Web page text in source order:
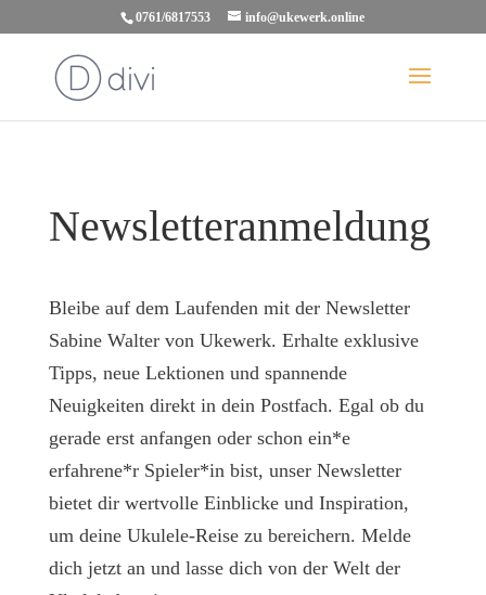
0761/6817553 info@ukewerk.online
Newsletteranmeldung
Bleibe auf dem Laufenden mit der Newsletter
Sabine Walter von Ukewerk. Erhalte exklusive
Tipps, neue Lektionen und spannende
Neuigkeiten direkt in dein Postfach. Egal ob du
gerade erst anfangen oder schon ein*e
erfahrene*r Spieler*in bist, unser Newsletter
bietet dir wertvolle Einblicke und Inspiration,
um deine Ukulele-Reise zu bereichern. Melde
dich jetzt an und lasse dich von der Welt der